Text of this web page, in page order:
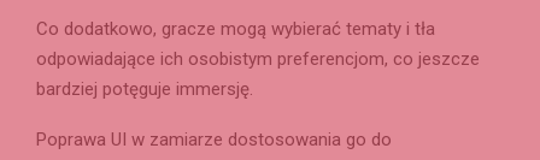
Co dodatkowo, gracze mogą wybierać tematy i tła
odpowiadające ich osobistym preferencjom, co jeszcze
bardziej potęguje immersję.
Poprawa UI w zamiarze dostosowania go do